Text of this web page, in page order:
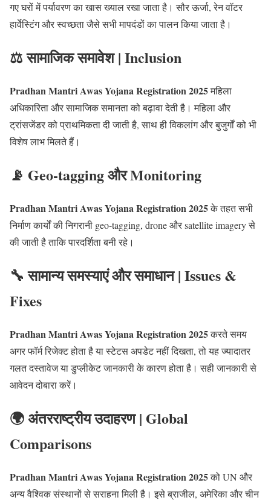
गए घरों में पर्यावरण का खास ख्याल रखा जाता है। सौर ऊर्जा, रेन वॉटर
हार्वेस्टिंग और स्वच्छता जैसे सभी मापदंडों का पालन किया जाता है।
⚖️ सामाजिक समावेश | Inclusion
Pradhan Mantri Awas Yojana Registration 2025महिला
अधिकारिता और सामाजिक समानता को बढ़ावा देती है। महिला और
ट्रांसजेंडर को प्राथमिकता दी जाती है, साथ ही विकलांग और बुजुर्गों को भी
विशेष लाभ मिलते हैं।
📡 Geo-tagging और Monitoring
Pradhan Mantri Awas Yojana Registration 2025के तहत सभी
निर्माण कार्यों की निगरानी geo-tagging, drone और satellite imagery से
की जाती है ताकि पारदर्शिता बनी रहे।
🔧 सामान्य समस्याएं और समाधान | Issues &
Fixes
Pradhan Mantri Awas Yojana Registration 2025करते समय
अगर फॉर्म रिजेक्ट होता है या स्टेटस अपडेट नहीं दिखता, तो यह ज्यादातर
गलत दस्तावेज या डुप्लीकेट जानकारी के कारण होता है। सही जानकारी से
आवेदन दोबारा करें।
🌍 अंतरराष्ट्रीय उदाहरण | Global
Comparisons
Pradhan Mantri Awas Yojana Registration 2025को UN और
अन्य वैश्विक संस्थानों से सराहना मिली है। इसे ब्राजील, अमेरिका और चीन